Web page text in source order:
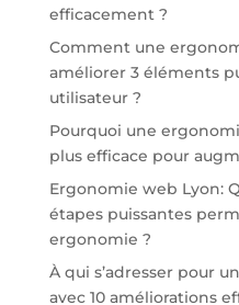
efficacement ?
Comment une
améliorer 3 éléments
utilisateur ?
Pourquoi une
plus efficace pour
Ergonomie web Lyon:
étapes puissantes
ergonomie ?
À qui s’adresser pour
avec 10 améliorations